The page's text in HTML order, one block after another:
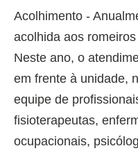
Acolhimento -
acolhida aos
Neste ano, o
em frente à unidade,
equipe de
fisioterapeutas,
ocupacionais,